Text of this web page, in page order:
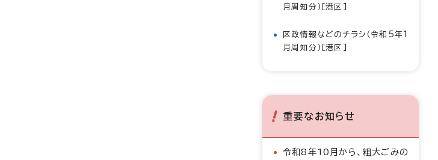
月周知分）［港区］
区政情報などのチラシ（令和5年1
月周知分）［港区］
重要なお知らせ
令和8年10月から、粗大ごみの